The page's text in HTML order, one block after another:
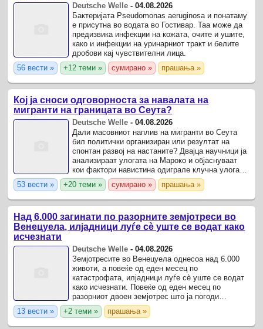
Deutsche Welle -04.08.2026
Бактеријата Pseudomonas aeruginosa и понатаму
е присутна во водата во Гостивар. Таа може да
предизвика инфекции на кожата, очите и ушите,
како и инфекции на уринарниот тракт и белите
дробови кај чувствителни лица.
56 вести »
+12 теми » сумирано » прашања »
Кој ја сноси одговорноста за навалата на
мигранти на границата во Сеута?
Deutsche Welle -04.08.2026
Дали масовниот наплив на мигранти во Сеута
бил политички организиран или резултат на
спонтан развој на настаните? Двајца научници ја
анализираат улогата на Мароко и објаснуваат
кои фактори навистина одиграле клучна улога
Мароканската влада долго молчеше.
53 вести » +20 теми » сумирано » прашања »
Над 6.000 загинати по разорните земјотреси во
Венецуела, илјадници луѓе сè уште се водат како
исчезнати
Deutsche Welle -04.08.2026
Земјотресите во Венецуела однесоа над 6.000
животи, а повеќе од еден месец по
катастрофата, илјадници луѓе сè уште се водат
како исчезнати. Повеќе од еден месец по
разорниот двоен земјотрес што ја погоди
Венецуела, досега не е расчистена ниту
четвртина од урнатините.
13 вести » +2 теми » прашања »